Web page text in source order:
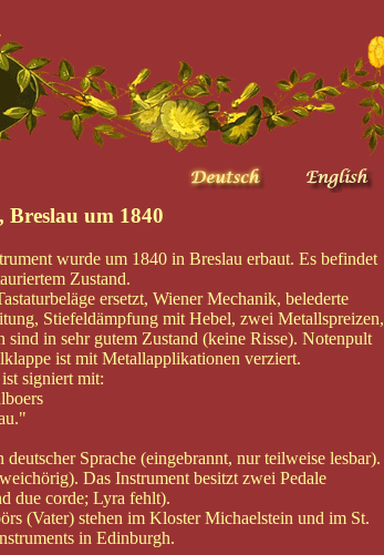
um 1840
wurde um 1840 in Breslau erbaut. Es befindet
Zustand.
ersetzt, Wiener Mechanik, belederte
Stiefeldämpfung mit Hebel, zwei Metallspreizen,
in sehr gutem Zustand (keine Risse). Notenpult
ist mit Metallapplikationen verziert.
signiert mit:
Sprache (eingebrannt, nur teilweise lesbar).
Das Instrument besitzt zwei Pedale
due corde; Lyra fehlt).
(Vater) stehen im Kloster Michaelstein und im St.
in Edinburgh.